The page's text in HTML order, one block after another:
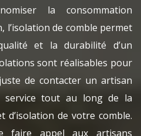
la consommation
l’isolation de comble permet
et la durabilité d’un
sont réalisables pour
de contacter un artisan
service tout au long de la
de votre comble.
faire appel aux artisans